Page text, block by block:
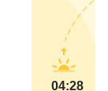
04:28